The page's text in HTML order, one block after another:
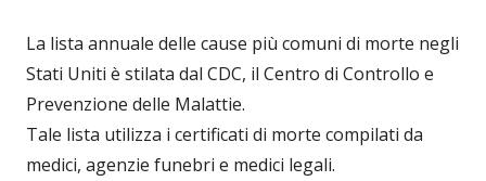
La lista annuale delle cause più comuni di morte negli
Stati Uniti è stilata dal CDC, il Centro di Controllo e
Prevenzione delle Malattie.
Tale lista utilizza i certificati di morte compilati da
medici, agenzie funebri e medici legali.